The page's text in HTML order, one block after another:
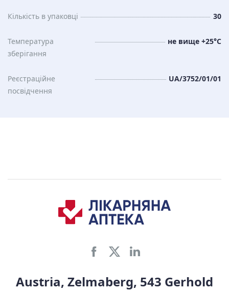
Кількість в упаковці 30
Температура
зберiгання
не вище +25°С
Реєстраційне
посвідчення
UA/3752/01/01
Austria, Zelmaberg, 543 Gerhold